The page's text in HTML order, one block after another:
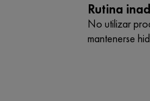
Rutina
No utilizar
mantenerse